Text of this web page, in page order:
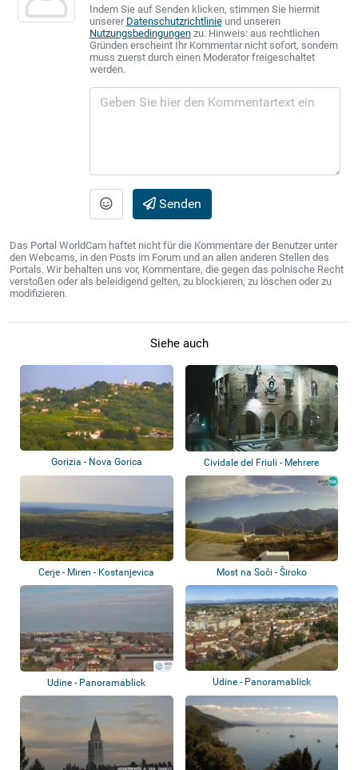
Indem Sie auf Senden klicken, stimmen Sie hiermit
unserer Datenschutzrichtlinieund unseren
Nutzungsbedingungenzu. Hinweis: aus rechtlichen
Gründen erscheint Ihr Kommentar nicht sofort, sondern
muss zuerst durch einen Moderator freigeschaltet
werden.
Senden
Das Portal WorldCam haftet nicht für die Kommentare der Benutzer unter
den Webcams, in den Posts im Forum und an allen anderen Stellen des
Portals. Wir behalten uns vor, Kommentare, die gegen das polnische Recht
verstoßen oder als beleidigend gelten, zu blockieren, zu löschen oder zu
modifizieren.
Siehe auch
Gorizia - Nova Gorica
Cividale del Friuli - Mehrere
Webcams
Cerje - Miren - Kostanjevica Most na Soči - Široko
Udine - Panoramablick Udine - Panoramablick